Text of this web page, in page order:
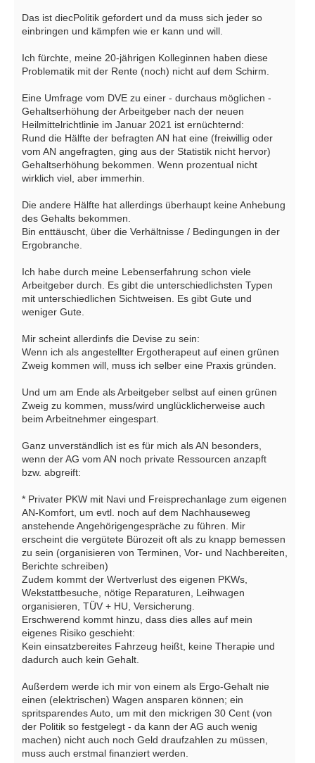
Das ist diecPolitik gefordert und da muss sich jeder so
einbringen und kämpfen wie er kann und will.
Ich fürchte, meine 20-jährigen Kolleginnen haben diese
Problematik mit der Rente (noch) nicht auf dem Schirm.
Eine Umfrage vom DVE zu einer - durchaus möglichen -
Gehaltserhöhung der Arbeitgeber nach der neuen
Heilmittelrichtlinie im Januar 2021 ist ernüchternd:
Rund die Hälfte der befragten AN hat eine (freiwillig oder
vom AN angefragten, ging aus der Statistik nicht hervor)
Gehaltserhöhung bekommen. Wenn prozentual nicht
wirklich viel, aber immerhin.
Die andere Hälfte hat allerdings überhaupt keine Anhebung
des Gehalts bekommen.
Bin enttäuscht, über die Verhältnisse / Bedingungen in der
Ergobranche.
Ich habe durch meine Lebenserfahrung schon viele
Arbeitgeber durch. Es gibt die unterschiedlichsten Typen
mit unterschiedlichen Sichtweisen. Es gibt Gute und
weniger Gute.
Mir scheint allerdinfs die Devise zu sein:
Wenn ich als angestellter Ergotherapeut auf einen grünen
Zweig kommen will, muss ich selber eine Praxis gründen.
Und um am Ende als Arbeitgeber selbst auf einen grünen
Zweig zu kommen, muss/wird unglücklicherweise auch
beim Arbeitnehmer eingespart.
Ganz unverständlich ist es für mich als AN besonders,
wenn der AG vom AN noch private Ressourcen anzapft
bzw. abgreift:
* Privater PKW mit Navi und Freisprechanlage zum eigenen
AN-Komfort, um evtl. noch auf dem Nachhauseweg
anstehende Angehörigengespräche zu führen. Mir
erscheint die vergütete Bürozeit oft als zu knapp bemessen
zu sein (organisieren von Terminen, Vor- und Nachbereiten,
Berichte schreiben)
Zudem kommt der Wertverlust des eigenen PKWs,
Wekstattbesuche, nötige Reparaturen, Leihwagen
organisieren, TÜV + HU, Versicherung.
Erschwerend kommt hinzu, dass dies alles auf mein
eigenes Risiko geschieht:
Kein einsatzbereites Fahrzeug heißt, keine Therapie und
dadurch auch kein Gehalt.
Außerdem werde ich mir von einem als Ergo-Gehalt nie
einen (elektrischen) Wagen ansparen können; ein
spritsparendes Auto, um mit den mickrigen 30 Cent (von
der Politik so festgelegt - da kann der AG auch wenig
machen) nicht auch noch Geld draufzahlen zu müssen,
muss auch erstmal finanziert werden.